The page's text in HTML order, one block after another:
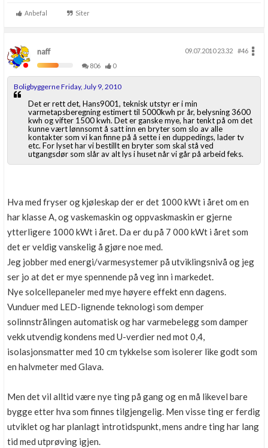
Anbefal Siter
naff 09.07.2010 23.32
#46
806
0
Boligbyggerne Friday, July 9, 2010
Det er rett det, Hans9001, teknisk utstyr er i min
varmetapsberegning estimert til 5000kwh pr år, belysning 3600
kwh og vifter 1500 kwh. Det er ganske mye, har tenkt på om det
kunne vært lønnsomt å satt inn en bryter som slo av alle
kontakter som vi kan finne på å sette i en duppedings, lader tv
etc. For lyset har vi bestillt en bryter som skal stå ved
utgangsdør som slår av alt lys i huset når vi går på arbeid feks.
Hva med fryser og kjøleskap der er det 1000 kWt i året om en
har klasse A, og vaskemaskin og oppvaskmaskin er gjerne
ytterligere 1000 kWt i året. Da er du på 7 000 kWt i året som
det er veldig vanskelig å gjøre noe med.
Jeg jobber med energi/varmesystemer på utviklingsnivå og jeg
ser jo at det er mye spennende på veg inn i markedet.
Nye solcellepaneler med mye høyere effekt enn dagens.
Vunduer med LED-lignende teknologi som demper
solinnstrålingen automatisk og har varmebelegg som damper
vekk utvendig kondens med U-verdier ned mot 0,4,
isolasjonsmatter med 10 cm tykkelse som isolerer like godt som
en halvmeter med Glava.
Men det vil alltid være nye ting på gang og en må likevel bare
bygge etter hva som finnes tilgjengelig. Men visse ting er ferdig
utviklet og har planlagt introtidspunkt, mens andre ting har lang
tid med utprøving igjen.